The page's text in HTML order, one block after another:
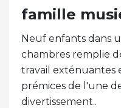
famille
Neuf enfants dans
chambres remplie
travail exténuantes
prémices de l'une
divertissement..